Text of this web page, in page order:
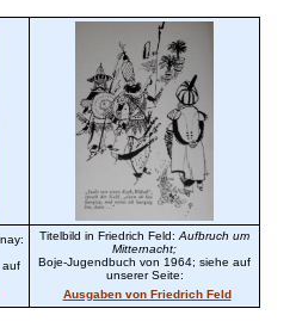
auf
Titelbild in Friedrich Feld: Aufbruch um
Mitternacht;
Boje-Jugendbuch von 1964; siehe auf
unserer Seite:
Ausgaben von Friedrich Feld